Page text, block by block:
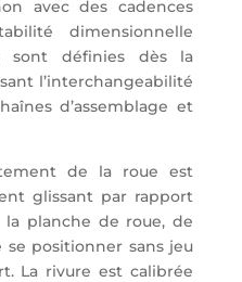
avec des cadences
dimensionnelle
sont définies dès la
l’interchangeabilité
d’assemblage et
de la roue est
glissant par rapport
planche de roue, de
positionner sans jeu
La rivure est calibrée